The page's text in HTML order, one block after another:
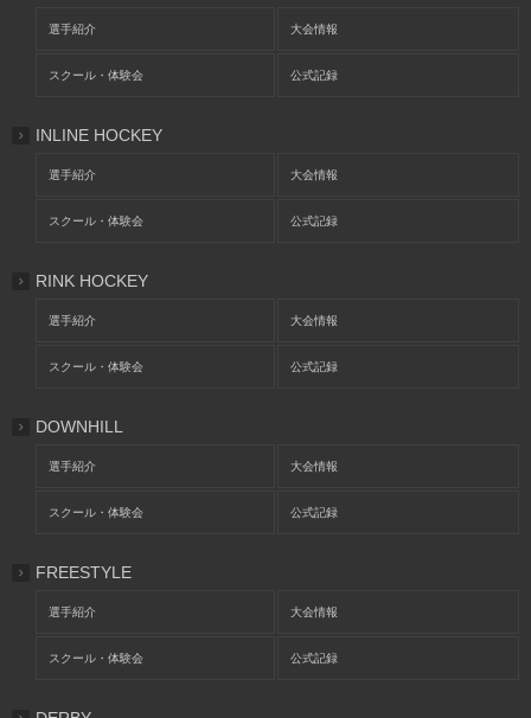
選手紹介 大会情報
スクール・体験会 公式記録
INLINE HOCKEY
選手紹介 大会情報
スクール・体験会 公式記録
RINK HOCKEY
選手紹介 大会情報
スクール・体験会 公式記録
DOWNHILL
選手紹介 大会情報
スクール・体験会 公式記録
FREESTYLE
選手紹介 大会情報
スクール・体験会 公式記録